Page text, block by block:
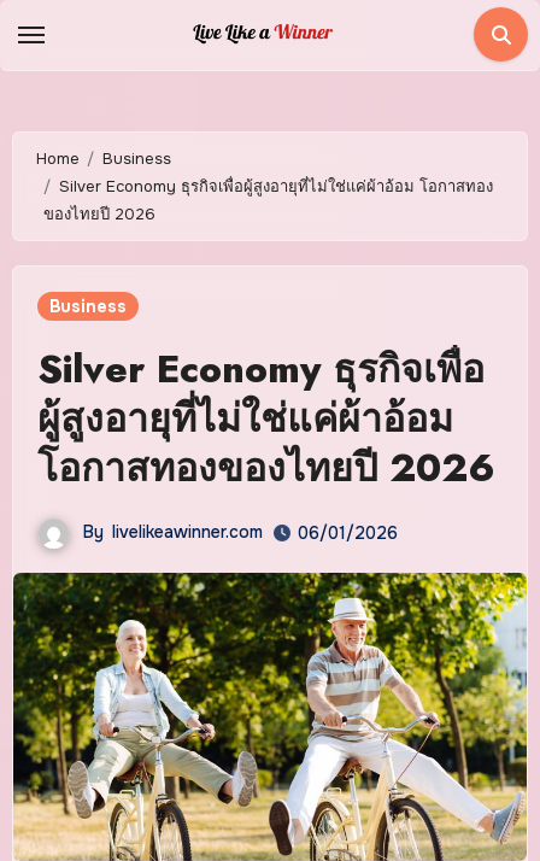
Home
Business
Silver Economy ธุรกิจเพื่อผู้สูงอายุที่ไม่ใช่แค่ผ้าอ้อม โอกาสทอง
ของไทยปี 2026
Business
Silver Economy ธุรกิจเพื่อ
ผู้สูงอายุที่ไม่ใช่แค่ผ้าอ้อม
โอกาสทองของไทยปี 2026
By livelikeawinner.com 06/01/2026